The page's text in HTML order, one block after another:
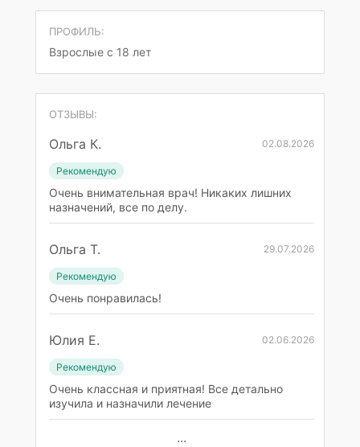
ПРОФИЛЬ:
Взрослые с 18 лет
ОТЗЫВЫ:
Ольга К. 02.08.2026
Рекомендую
Очень внимательная врач! Никаких лишних
назначений, все по делу.
Ольга Т. 29.07.2026
Рекомендую
Очень понравилась!
Юлия Е. 02.06.2026
Рекомендую
Очень классная и приятная! Все детально
изучила и назначили лечение
...